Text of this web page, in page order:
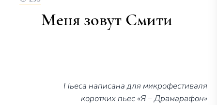
Меня зовут Смити
Пьеса написана для микрофестиваля
коротких пьес «Я – Драмарафон»